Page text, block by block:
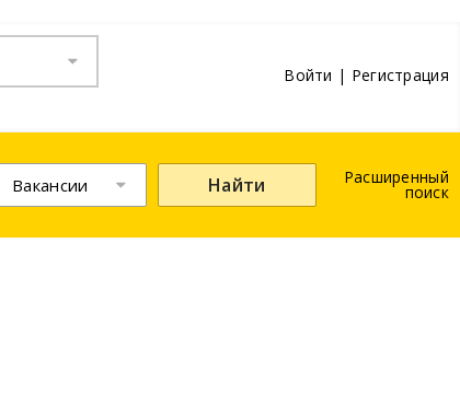
Войти | Регистрация
Вакансии Найти Расширенный
поиск